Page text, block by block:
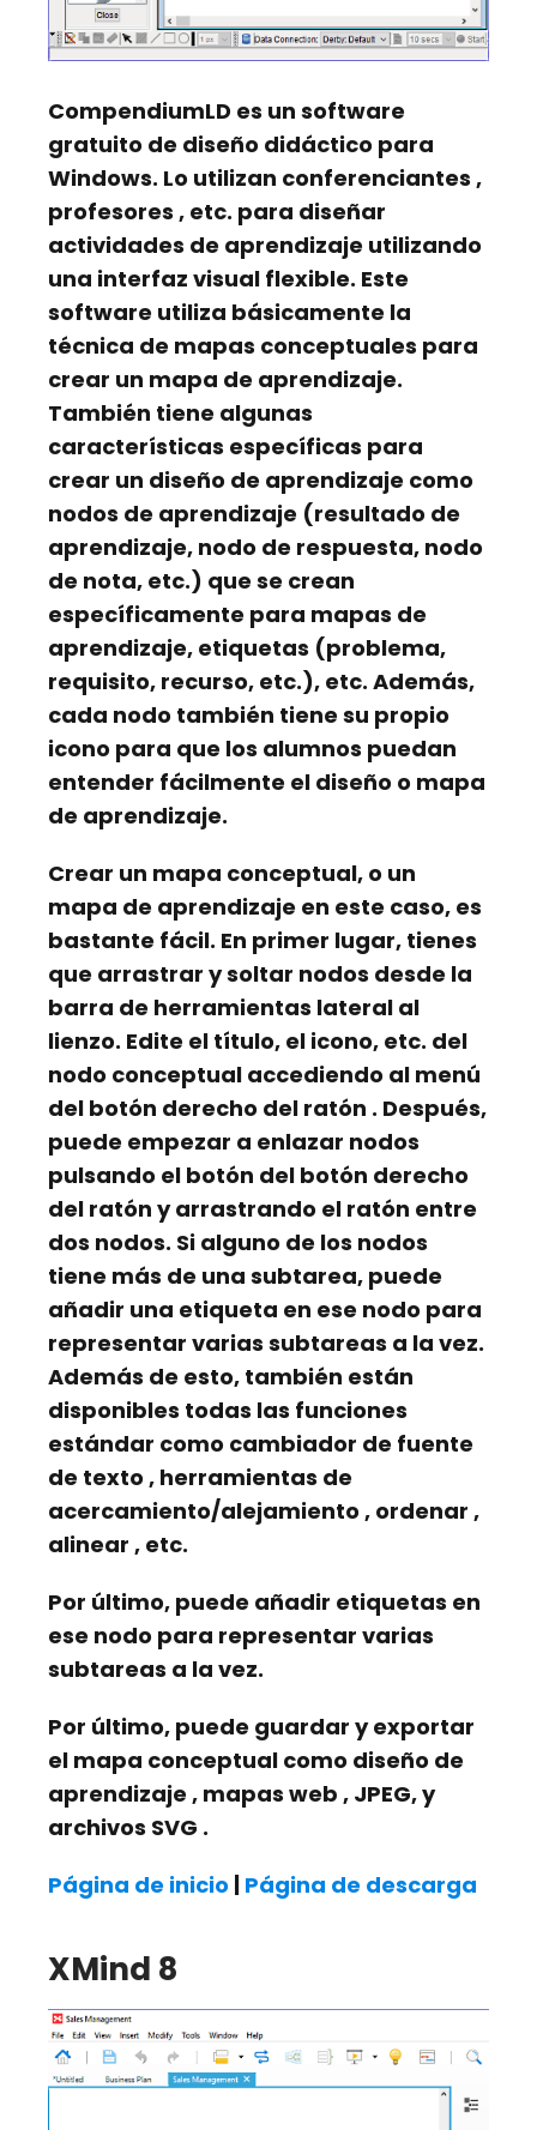
CompendiumLD es un software
gratuito de diseño didáctico para
Windows. Lo utilizan conferenciantes ,
profesores , etc. para diseñar
actividades de aprendizaje utilizando
una interfaz visual flexible. Este
software utiliza básicamente la
técnica de mapas conceptuales para
crear un mapa de aprendizaje.
También tiene algunas
características específicas para
crear un diseño de aprendizaje como
nodos de aprendizaje (resultado de
aprendizaje, nodo de respuesta, nodo
de nota, etc.) que se crean
específicamente para mapas de
aprendizaje, etiquetas (problema,
requisito, recurso, etc.), etc. Además,
cada nodo también tiene su propio
icono para que los alumnos puedan
entender fácilmente el diseño o mapa
de aprendizaje.
Crear un mapa conceptual, o un
mapa de aprendizaje en este caso, es
bastante fácil. En primer lugar, tienes
que arrastrar y soltar nodos desde la
barra de herramientas lateral al
lienzo. Edite el título, el icono, etc. del
nodo conceptual accediendo al menú
del botón derecho del ratón . Después,
puede empezar a enlazar nodos
pulsando el botón del botón derecho
del ratón y arrastrando el ratón entre
dos nodos. Si alguno de los nodos
tiene más de una subtarea, puede
añadir una etiqueta en ese nodo para
representar varias subtareas a la vez.
Además de esto, también están
disponibles todas las funciones
estándar como cambiador de fuente
de texto , herramientas de
acercamiento/alejamiento , ordenar ,
alinear , etc.
Por último, puede añadir etiquetas en
ese nodo para representar varias
subtareas a la vez.
Por último, puede guardar yexportar
el mapa conceptual como diseño de
aprendizaje , mapas web , JPEG,y
archivos SVG .
Página de inicio | Página de descarga
XMind 8